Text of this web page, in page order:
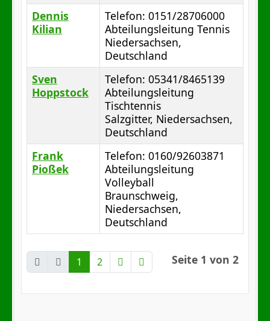
Dennis
Kilian
Telefon: 0151/28706000
Abteilungsleitung Tennis
Niedersachsen,
Deutschland
Sven
Hoppstock
Telefon: 05341/8465139
Abteilungsleitung
Tischtennis
Salzgitter, Niedersachsen,
Deutschland
Frank
Pioßek
Telefon: 0160/92603871
Abteilungsleitung
Volleyball
Braunschweig,
Niedersachsen,
Deutschland
Seite 1 von 2
1 2